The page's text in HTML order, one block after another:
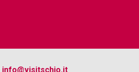
info@visitschio.it